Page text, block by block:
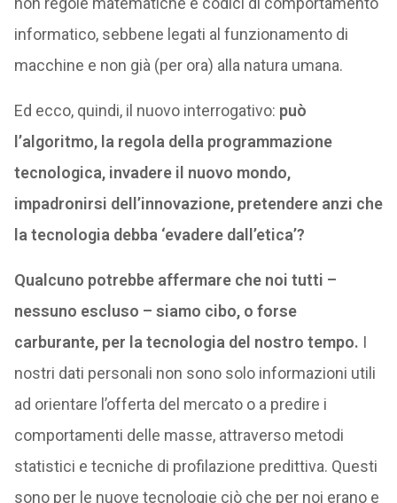
informatico, sebbene legati al funzionamento di
macchine e non già (per ora) alla natura umana.
Ed ecco, quindi, il nuovo interrogativo: può
l’algoritmo, la regola della programmazione
tecnologica, invadere il nuovo mondo,
impadronirsi dell’innovazione, pretendere anzi che
la tecnologia debba ‘evadere dall’etica’?
Qualcuno potrebbe affermare che noi tutti –
nessuno escluso – siamo cibo, o forse
carburante, per la tecnologia del nostro tempo. I
nostri dati personali non sono solo informazioni utili
ad orientare l’offerta del mercato o a predire i
comportamenti delle masse, attraverso metodi
statistici e tecniche di profilazione predittiva. Questi
sono per le nuove tecnologie ciò che per noi erano e